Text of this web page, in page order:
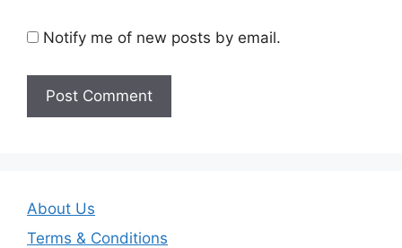
Notify me of new posts by email.
About Us
Terms & Conditions